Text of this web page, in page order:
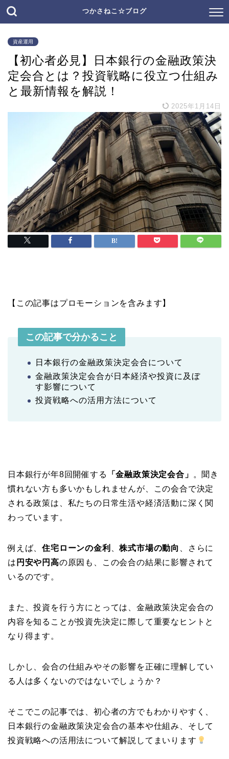
つかさねこ☆ブログ
資産運用
【初心者必見】日本銀行の金融政策決
定会合とは？投資戦略に役立つ仕組み
と最新情報を解説！
2025年1月14日
【この記事はプロモーションを含みます】
この記事で分かること
日本銀行の金融政策決定会合について
金融政策決定会合が日本経済や投資に及ぼ
す影響について
投資戦略への活用方法について
日本銀行が年8回開催する 「金融政策決定会合」
。聞き
慣れない方も多いかもしれませんが、この会合で決定
される政策は、私たちの日常生活や経済活動に深く関
わっています。
例えば、住宅ローンの金利 、株式市場の動向
、さらに
は 円安や円高の原因も、この会合の結果に影響されて
いるのです。
また、投資を行う方にとっては、金融政策決定会合の
内容を知ることが投資先決定に際して重要なヒントと
なり得ます。
しかし、会合の仕組みやその影響を正確に理解してい
る人は多くないのではないでしょうか？
そこでこの記事では、初心者の方でもわかりやすく、
日本銀行の金融政策決定会合の基本や仕組み、そして
投資戦略への活用法について解説してまいります